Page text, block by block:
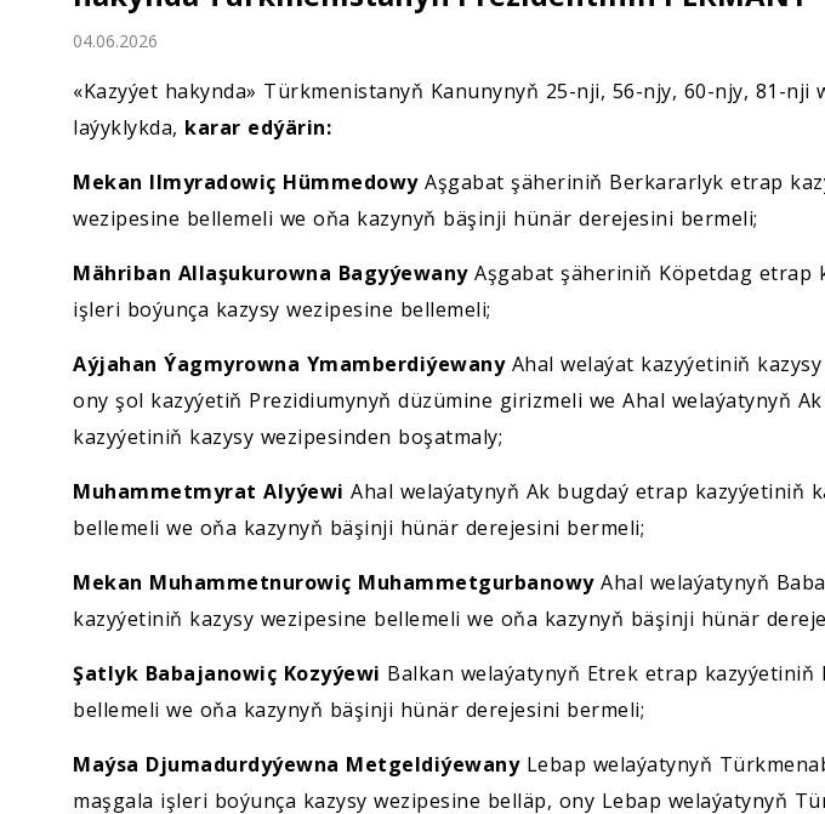
Ykdysadyýet
Ylym
Sport
04.06.2026
«Kazyýet hakynda» Türkmenistanyň Kanunynyň 25-nji, 56-njy, 60-njy, 81-nji
laýyklykda, karar edýärin:
Mekan Ilmyradowiç HümmedowyAşgabat şäheriniň Berkararlyk etrap
wezipesine bellemeli we oňa kazynyň bäşinji hünär derejesini bermeli;
Mähriban Allaşukurowna BagyýewanyAşgabat şäheriniň Köpetdag etrap
işleri boýunça kazysy wezipesine bellemeli;
Aýjahan Ýagmyrowna YmamberdiýewanyAhal welaýat kazyýetiniň
ony şol kazyýetiň Prezidiumynyň düzümine girizmeli we Ahal welaýatynyň
kazyýetiniň kazysy wezipesinden boşatmaly;
Muhammetmyrat Alyýewi Ahal welaýatynyň Ak bugdaý etrap kazyýetiniň
bellemeli we oňa kazynyň bäşinji hünär derejesini bermeli;
Mekan Muhammetnurowiç MuhammetgurbanowyAhal welaýatynyň
kazyýetiniň kazysy wezipesine bellemeli we oňa kazynyň bäşinji hünär
Şatlyk Babajanowiç Kozyýewi Balkan welaýatynyň Etrek etrap kazyýetiniň
bellemeli we oňa kazynyň bäşinji hünär derejesini bermeli;
Maýsa Djumadurdyýewna MetgeldiýewanyLebap welaýatynyň
maşgala işleri boýunça kazysy wezipesine belläp, ony Lebap welaýatynyň